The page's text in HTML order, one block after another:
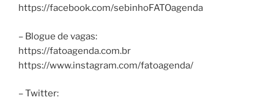
https://facebook.com/sebinhoFATOagenda
– Blogue de vagas:
https://fatoagenda.com.br
https://www.instagram.com/fatoagenda/
– Twitter: